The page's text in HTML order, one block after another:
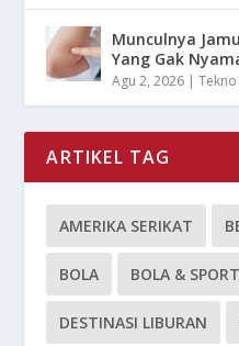
Munculnya
Yang Gak
Agu 2, 2026 |
ARTIKEL TAG
AMERIKA SERIKAT
BOLA BOLA &
DESTINASI LIBURAN